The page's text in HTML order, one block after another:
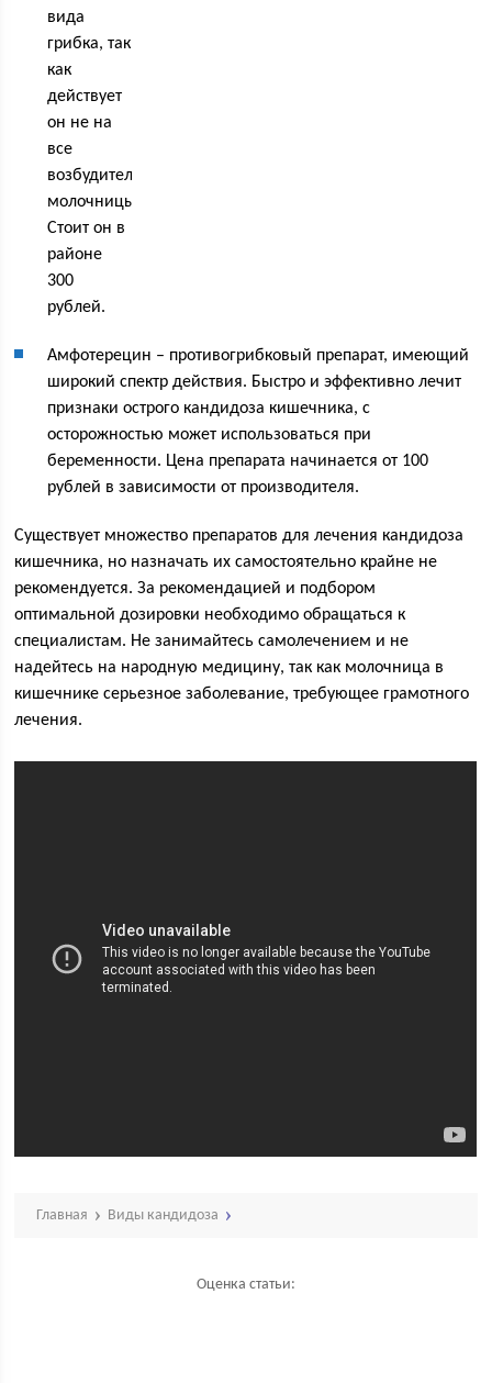
вида
грибка, так
как
действует
он не на
все
возбудители
молочницы.
Стоит он в
районе
300
рублей.
Амфотерецин – противогрибковый препарат, имеющий
широкий спектр действия. Быстро и эффективно лечит
признаки острого кандидоза кишечника, с
осторожностью может использоваться при
беременности. Цена препарата начинается от 100
рублей в зависимости от производителя.
Существует множество препаратов для лечения кандидоза
кишечника, но назначать их самостоятельно крайне не
рекомендуется. За рекомендацией и подбором
оптимальной дозировки необходимо обращаться к
специалистам. Не занимайтесь самолечением и не
надейтесь на народную медицину, так как молочница в
кишечнике серьезное заболевание, требующее грамотного
лечения.
Главная Виды кандидоза
Оценка статьи: